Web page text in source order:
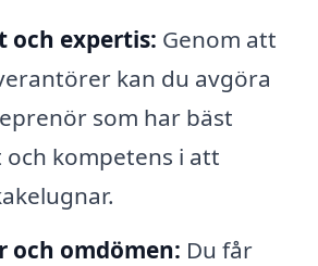
och expertis: Genom att
kan du avgöra
som har bäst
kompetens i att
och omdömen: Du får